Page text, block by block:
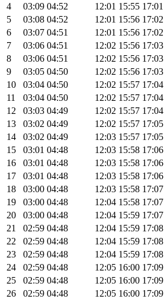
4
03:09 04:52 12:01 15:55 17:01
5
03:08 04:52 12:01 15:56 17:02
6
03:07 04:51 12:01 15:56 17:02
7
03:06 04:51 12:02 15:56 17:03
8
03:06 04:51 12:02 15:56 17:03
9
03:05 04:50 12:02 15:56 17:03
10
03:04 04:50 12:02 15:57 17:04
11
03:04 04:50 12:02 15:57 17:04
12
03:03 04:49 12:02 15:57 17:04
13
03:02 04:49 12:02 15:57 17:05
14
03:02 04:49 12:03 15:57 17:05
15
03:01 04:48 12:03 15:58 17:06
16
03:01 04:48 12:03 15:58 17:06
17
03:01 04:48 12:03 15:58 17:06
18
03:00 04:48 12:03 15:58 17:07
19
03:00 04:48 12:04 15:58 17:07
20
03:00 04:48 12:04 15:59 17:07
21
02:59 04:48 12:04 15:59 17:08
22
02:59 04:48 12:04 15:59 17:08
23
02:59 04:48 12:04 15:59 17:08
24
02:59 04:48 12:05 16:00 17:09
25
02:59 04:48 12:05 16:00 17:09
26
02:59 04:48 12:05 16:00 17:09